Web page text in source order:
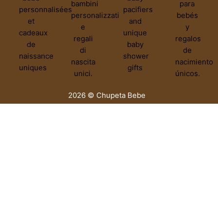
2026 © Chupeta Bebe